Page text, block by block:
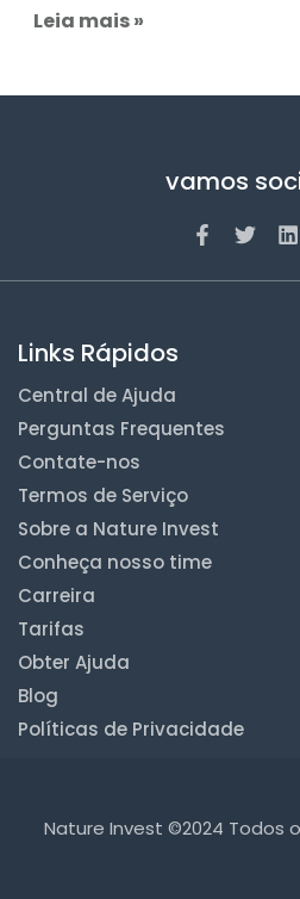
Leia mais »
vamos
Links Rápidos
Central de Ajuda
Perguntas Frequentes
Contate-nos
Termos de Serviço
Sobre a Nature Invest
Conheça nosso time
Carreira
Tarifas
Obter Ajuda
Blog
Políticas de Privacidade
Nature Invest ©2024 Todos